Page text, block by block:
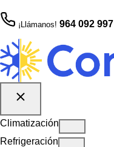
¡Llámanos! 964 092 997
Climatización
Refrigeración